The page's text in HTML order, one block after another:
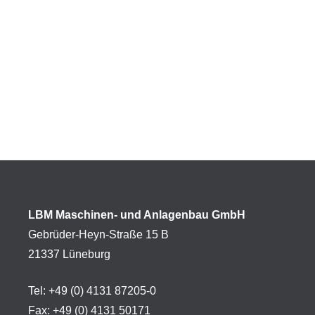
LBM Maschinen- und Anlagenbau GmbH
Gebrüder-Heyn-Straße 15 B
21337 Lüneburg
Tel: +49 (0) 4131 87205-0
Fax: +49 (0) 4131 50171